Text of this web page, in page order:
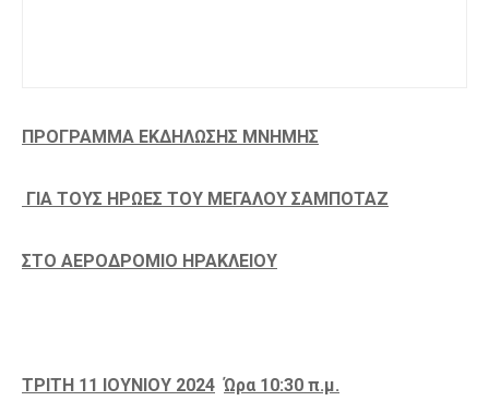
ΠΡΟΓΡΑΜΜΑ ΕΚΔΗΛΩΣΗΣ ΜΝΗΜΗΣ
ΓΙΑ ΤΟΥΣ ΗΡΩΕΣ ΤΟΥ ΜΕΓΑΛΟΥ ΣΑΜΠΟΤΑΖ
ΣΤΟ ΑΕΡΟΔΡΟΜΙΟ ΗΡΑΚΛΕΙΟΥ
ΤΡΙΤΗ 11 ΙΟΥΝΙΟΥ 2024 Ώρα 10:30 π.μ.